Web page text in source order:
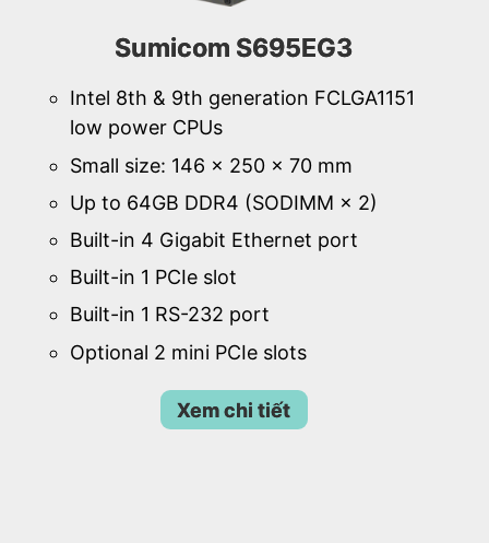
Sumicom S695EG3
Intel 8th & 9th generation FCLGA1151
low power CPUs
Small size: 146 × 250 × 70 mm
Up to 64GB DDR4 (SODIMM × 2)
Built-in 4 Gigabit Ethernet port
Built-in 1 PCIe slot
Built-in 1 RS-232 port
Optional 2 mini PCIe slots
Xem chi tiết